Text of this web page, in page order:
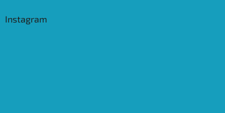
Instagram